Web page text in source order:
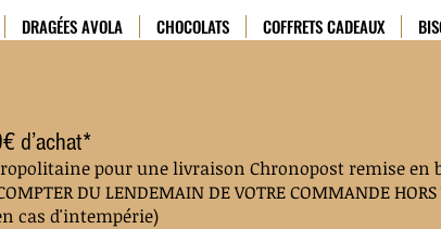
DRAGÉES AVOLA CHOCOLATS COFFRETS CADEAUX
d’achat*
pour une livraison Chronopost remise en
DU LENDEMAIN DE VOTRE COMMANDE
cas d'intempérie)